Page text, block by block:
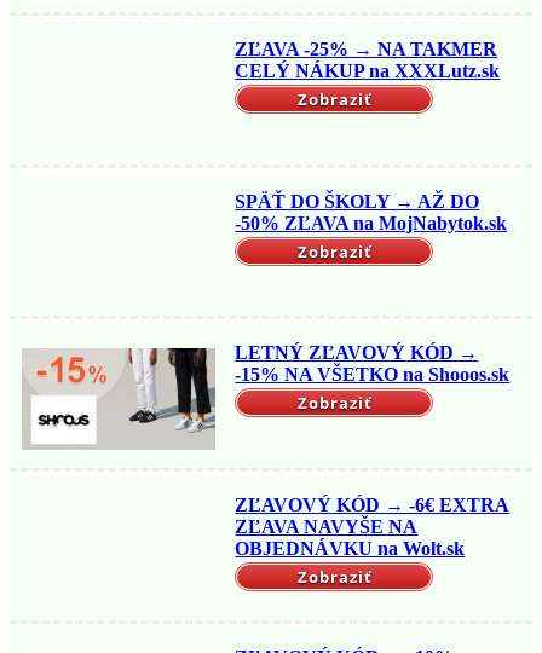
ZĽAVA -25% → NA TAKMER
CELÝ NÁKUP na XXXLutz.sk
Zobraziť
SPÄŤ DO ŠKOLY → AŽ DO
-50% ZĽAVA na MojNabytok.sk
Zobraziť
LETNÝ ZĽAVOVÝ KÓD →
-15% NA VŠETKO na Shooos.sk
Zobraziť
ZĽAVOVÝ KÓD → -6€ EXTRA
ZĽAVA NAVYŠE NA
OBJEDNÁVKU na Wolt.sk
Zobraziť